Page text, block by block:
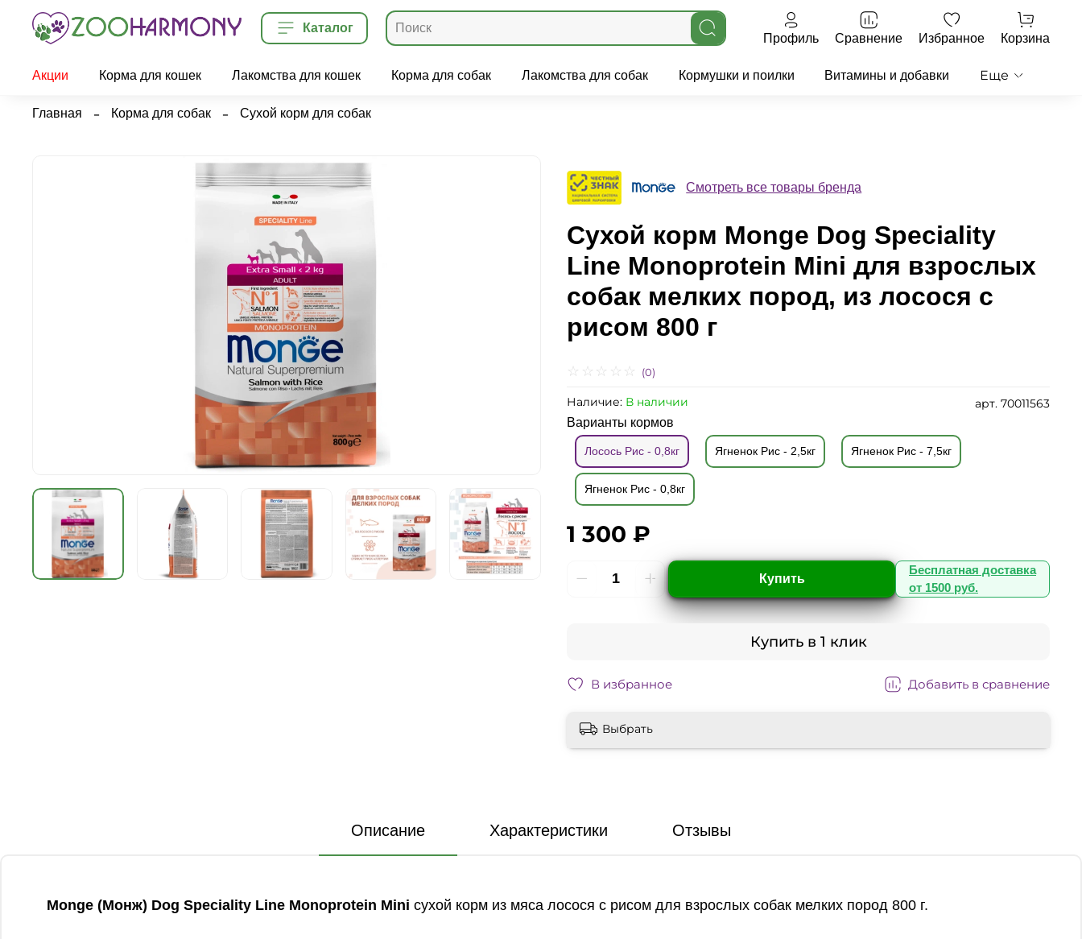
Каталог
Профиль Сравнение Избранное Корзина
Акции Корма для кошек Лакомства для кошек Корма для собак Лакомства для собак Кормушки и поилки Витамины и добавки Еще
Главная Корма для собак Сухой корм для собак
(0)
арт. 70011563
Наличие: В наличии
Смотреть все товары бренда
Сухой корм Monge Dog Speciality
Line Monoprotein Mini для взрослых
собак мелких пород, из лосося с
рисом 800 г
Варианты кормов
Лосось Рис - 0,8кг Ягненок Рис - 2,5кг Ягненок Рис - 7,5кг
Ягненок Рис - 0,8кг
1 300 ₽
Купить
Бесплатная доставка
от 1500 руб.
Купить в 1 клик
В избранное Добавить в сравнение
Выбрать
Описание Характеристики Отзывы
Monge (Монж) Dog Speciality Line Monoprotein Mini сухой корм из мяса лосося с рисом для взрослых собак мелких пород 800 г.